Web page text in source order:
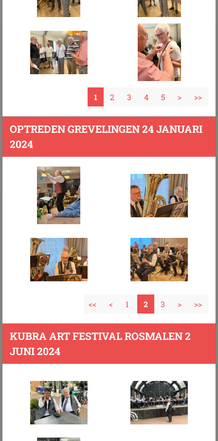
1 2 3 4 5 > >>
OPTREDEN GREVELINGEN 24 JANUARI
2024
<< < 1 2 3 > >>
KUBRA ART FESTIVAL ROSMALEN 2
JUNI 2024